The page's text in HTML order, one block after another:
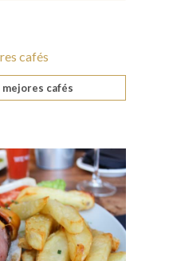
cafés